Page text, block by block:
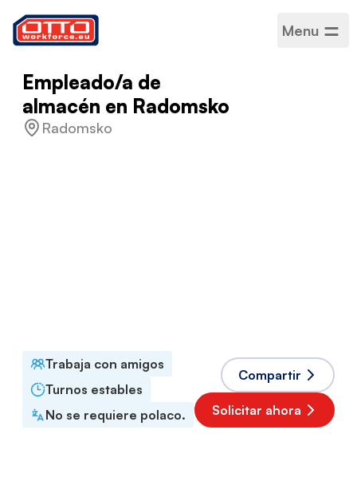
Menu
Empleado/a de
almacén en Radomsko
Radomsko
Trabaja con amigos
Turnos estables
No se requiere polaco.
Compartir
Solicitar ahora